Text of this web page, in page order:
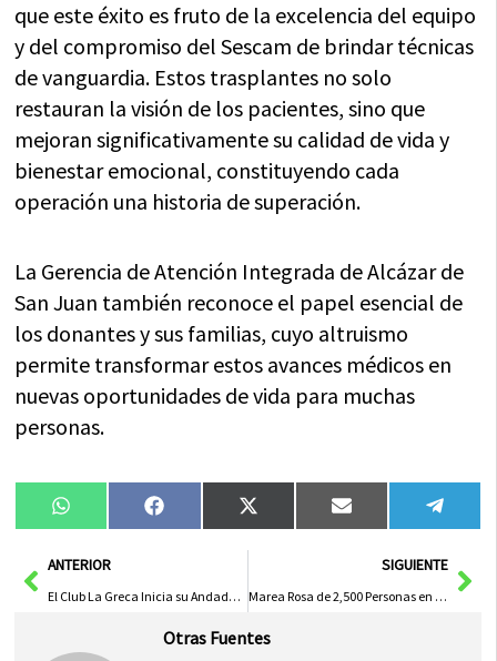
que este éxito es fruto de la excelencia del equipo
y del compromiso del Sescam de brindar técnicas
de vanguardia. Estos trasplantes no solo
restauran la visión de los pacientes, sino que
mejoran significativamente su calidad de vida y
bienestar emocional, constituyendo cada
operación una historia de superación.
La Gerencia de Atención Integrada de Alcázar de
San Juan también reconoce el papel esencial de
los donantes y sus familias, cuyo altruismo
permite transformar estos avances médicos en
nuevas oportunidades de vida para muchas
personas.
Compartir
en
WhatsAppCompartir
en
FacebookCompartir
en
X
(Twitter)
Compartir
en
Email
en
AntANTERIOR
El Club La Greca Inicia su Andadura en Toledo con Música al Estilo de los 90
SIGUIENTE
Marea Rosa de 2,500 Personas en Ciudad Real Visibiliza el Cáncer de Mama
Otras Fuentes